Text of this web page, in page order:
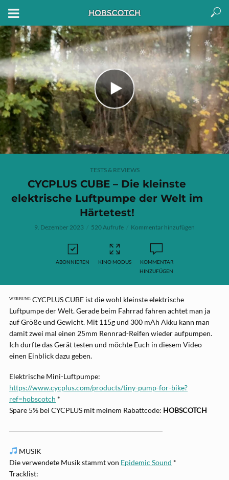
TESTS & REVIEWS
CYCPLUS CUBE – Die kleinste
elektrische Luftpumpe der Welt im
Härtetest!
9. Dezember 2023 520 Aufrufe Kommentar hinzufügen
ABONNIEREN KINO MODUS
KOMMENTAR
HINZUFÜGEN
ᵂᴱᴿᴮᵁᴺᴳ CYCPLUS CUBE ist die wohl kleinste elektrische
Luftpumpe der Welt. Gerade beim Fahrrad fahren achtet man ja
auf Größe und Gewicht. Mit 115g und 300 mAh Akku kann man
damit zwei mal einen 25mm Rennrad-Reifen wieder aufpumpen.
Ich durfte das Gerät testen und möchte Euch in diesem Video
einen Einblick dazu geben.
Elektrische Mini-Luftpumpe:
https://www.cycplus.com/products/tiny-pump-for-bike?
ref=hobscotch *
Spare 5% bei CYCPLUS mit meinem Rabattcode: HOBSCOTCH
──────────────────────────────
MUSIK
Die verwendete Musik stammt von Epidemic Sound *
Tracklist: